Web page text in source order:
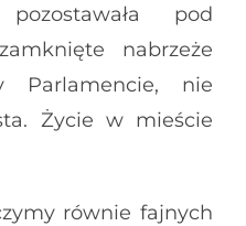
pod
nabrzeże
Parlamencie, nie
Życie w mieście
równie fajnych